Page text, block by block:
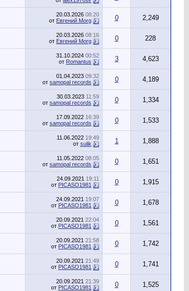
20.03.2026 08:20
от Евгений Morg 0 2,249
20.03.2026 08:16
от Евгений Morg 0 228
31.10.2024 00:52
от Romantus 3 4,623
01.04.2023 09:32
от samopal records 0 4,189
30.03.2023 11:59
от samopal records 0 1,334
17.09.2022 16:39
от samopal records 0 1,533
11.06.2022 19:49
от sulik 1 1,888
11.05.2022 08:05
от samopal records 0 1,651
24.09.2021 19:11
от PICASO1981 0 1,915
24.09.2021 19:07
от PICASO1981 0 1,678
20.09.2021 22:04
от PICASO1981 0 1,561
20.09.2021 21:58
от PICASO1981 0 1,742
20.09.2021 21:49
от PICASO1981 0 1,741
20.09.2021 21:39
от PICASO1981 0 1,525